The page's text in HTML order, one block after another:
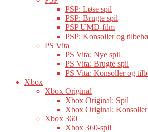
PSP: Løse spil
PSP: Brugte spil
PSP UMD-film
PSP: Konsoller og
PS Vita
PS Vita: Nye spil
PS Vita: Brugte spil
PS Vita: Konsoller og
Xbox
Xbox Original
Xbox Original: Spil
Xbox Original:
Xbox 360
Xbox 360-spil